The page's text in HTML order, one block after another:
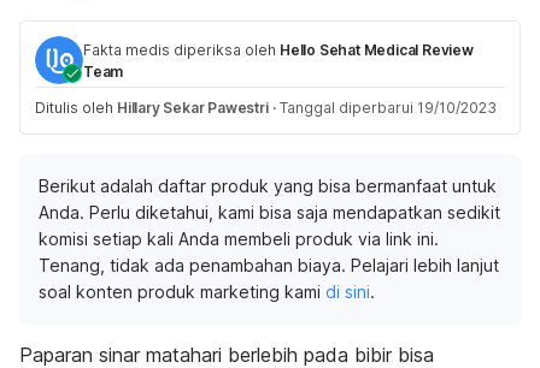
Fakta medis diperiksa oleh Hello Sehat Medical Review
Team
Ditulis oleh Hillary Sekar Pawestri · Tanggal diperbarui 19/10/2023
Berikut adalah daftar produk yang bisa bermanfaat untuk
Anda. Perlu diketahui, kami bisa saja mendapatkan sedikit
komisi setiap kali Anda membeli produk via link ini.
Tenang, tidak ada penambahan biaya. Pelajari lebih lanjut
soal konten produk marketing kami di sini.
Paparan sinar matahari berlebih pada bibir bisa